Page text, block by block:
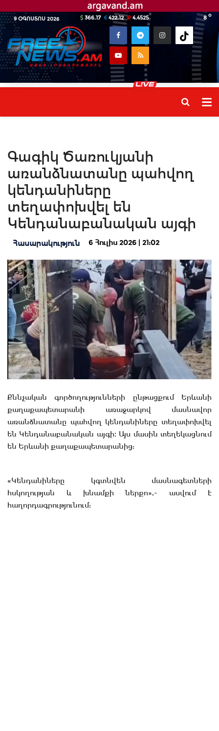
9 ՕԳՈՍՏՈՍ 2026 8 o
366.17 422.12 4.4525
Գագիկ Ծառուկյանի
առանձնատանը պահվող
կենդանիները
տեղափոխվել են
Կենդանաբանական այգի
Հասարակություն 6 Հուլիս 2026 | 21:02
Քննչական գործողությունների ընթացքում Երևանի
քաղաքապետարանի առաջարկով մասնավոր
առանձնատանը պահվող կենդանիները տեղափոխվել
են Կենդանաբանական այգի։ Այս մասին տեղեկացնում
են Երևանի քաղաքապետարանից:
«Կենդանիները կգտնվեն մասնագետների
հսկողության և խնամքի ներքո»,- ասվում է
հաղորդագրությունում: